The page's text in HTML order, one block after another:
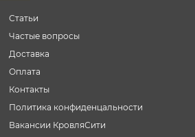
Статьи
Частые вопросы
Доставка
Оплата
Контакты
Политика конфиденцальности
Вакансии КровляСити